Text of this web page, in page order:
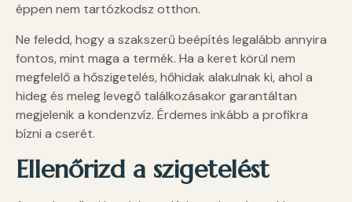
éppen nem tartózkodsz otthon.
Ne feledd, hogy a szakszerű beépítés legalább annyira
fontos, mint maga a termék. Ha a keret körül nem
megfelelő a hőszigetelés, hőhidak alakulnak ki, ahol a
hideg és meleg levegő találkozásakor garantáltan
megjelenik a kondenzvíz. Érdemes inkább a profikra
bízni a cserét.
Ellenőrizd a szigetelést